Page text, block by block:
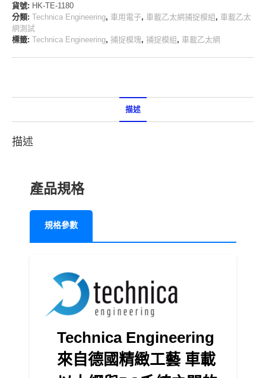
貨號: HK-TE-1180
分類: Technica Engineering, 車用電子, 車載乙太網捕捉模組 , 車載乙太
網測試
標籤: Technica Engineering, 捕捉模塊, 捕捉模組 , 車載乙太網
描述
描述
產品規格
規格參數
Technica Engineering
來自德國精緻工藝 車載